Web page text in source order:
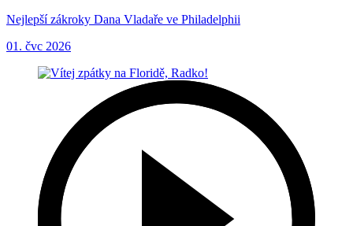
Nejlepší zákroky Dana Vladaře ve Philadelphii
01. čvc 2026